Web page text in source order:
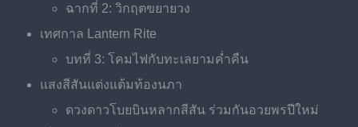
ฉากที่ 2: วิกฤตขยายวง
เทศกาล Lantern Rite
บทที่ 3: โคมไฟกับทะเลยามค่ำคืน
แสงสีสันแต่งแต้มท้องนภา
ดวงดาวโบยบินหลากสีสัน ร่วมกันอวยพรปีใหม่